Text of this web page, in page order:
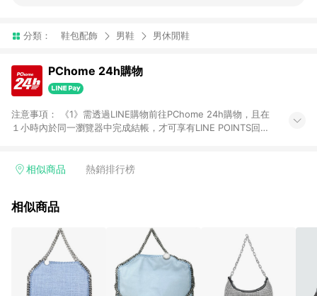
分類： 鞋包配飾 男鞋 男休閒鞋
PChome 24h購物
注意事項： 《1》需透過LINE購物前往PChome 24h購物，且在
１小時內於同一瀏覽器中完成結帳，才可享有LINE POINTS回饋
在點數回饋範圍內。 《3》如取消訂單、退貨、購物中登出
品、票券、訂閱方案、PChome儲值商品、企業專區/企業採購、
值點數、點數/禮物卡 [2025/2/16起適用] - 票券全品項
[2026/6/2起適用] 《5》回饋點數的計算將會排除【訂單活動折
扣 (含折價券折扣)】、【P幣扣抵】、【現金積點扣抵】及【訂單
運費】等金額。 《6》符合LINE POINTS回饋資格之訂單將於商
家訂單頁面標示「LINE回饋」，若無此標示則 不符合回饋LINE
相似商品 熱銷排行榜
相似商品